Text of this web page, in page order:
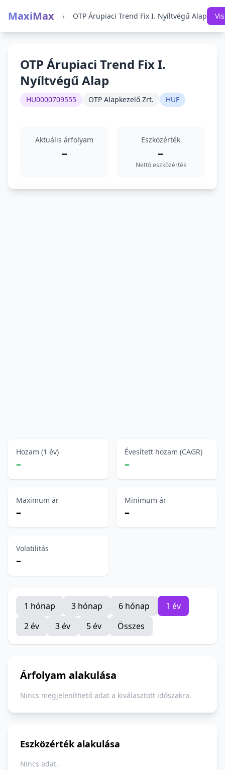
MaxiMax › OTP Árupiaci Trend Fix I. Nyíltvégű Alap
OTP Árupiaci Trend Fix I.
Nyíltvégű Alap
HU0000709555 OTP Alapkezelő Zrt. HUF
Aktuális árfolyam
–
Eszközérték
–
Nettó eszközérték
Hozam (1 év)
–
Évesített hozam (CAGR)
–
Maximum ár
–
Minimum ár
–
Volatilitás
–
1 hónap 3 hónap 6 hónap
1 év
2 év
3 év 5 év Összes
Árfolyam alakulása
Nincs megjeleníthető adat a kiválasztott időszakra.
Eszközérték alakulása
Nincs adat.